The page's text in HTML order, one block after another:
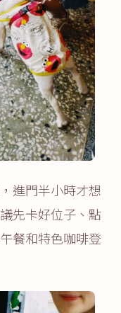
進門半小時才想
先卡好位子、點
餐和特色咖啡登